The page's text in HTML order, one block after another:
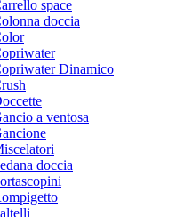
space
doccia
Dinamico
a ventosa
doccia